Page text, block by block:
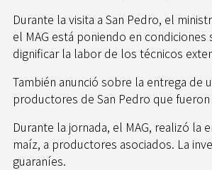
Durante la visita a San Pedro, el
el MAG está poniendo en
dignificar la labor de los técnicos
También anunció sobre la entrega de
productores de San Pedro que
Durante la jornada, el MAG, realizó
maíz, a productores asociados. La
guaraníes.